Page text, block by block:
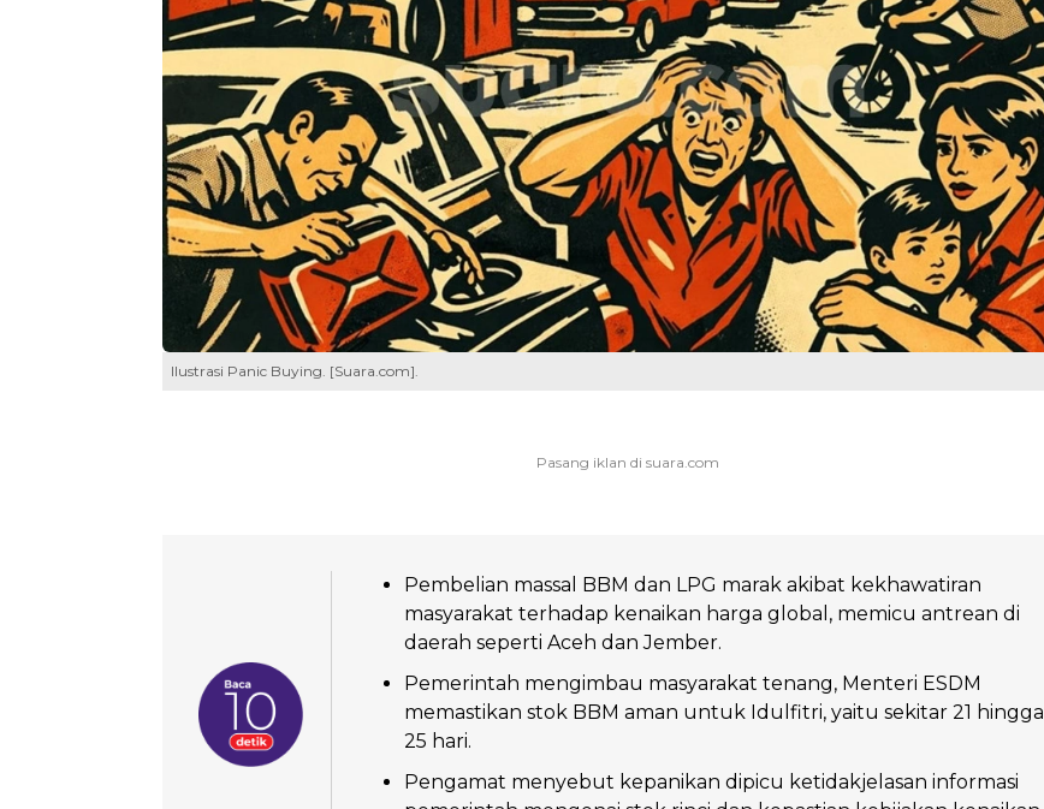
Ilustrasi Panic Buying. [Suara.com].
Pembelian massal BBM dan LPG marak akibat kekhawatiran
masyarakat terhadap kenaikan harga global, memicu antrean di
daerah seperti Aceh dan Jember.
Pemerintah mengimbau masyarakat tenang, Menteri ESDM
memastikan stok BBM aman untuk Idulfitri, yaitu sekitar 21 hingga
25 hari.
Pengamat menyebut kepanikan dipicu ketidakjelasan informasi